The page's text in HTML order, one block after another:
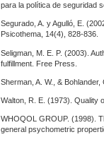
para la política de seguridad
Segurado, A. y Agulló, E.
Psicothema, 14(4), 828-836.
Seligman, M. E. P. (2003).
fulfillment. Free Press.
Sherman, A. W., &
Walton, R. E. (1973). Quality
WHOQOL GROUP. (1998).
general psychometric